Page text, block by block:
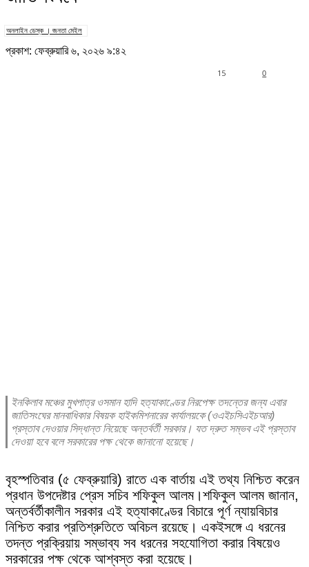
অনলাইন ডেস্ক । জনতা মেইল
প্রকাশ: ফেব্রুয়ারি ৬, ২০২৬ ৯:৪২
0
15
ইনকিলাব মঞ্চের মুখপাত্র ওসমান হাদি হত্যাকাণ্ডের নিরপেক্ষ তদন্তের জন্য এবার
জাতিসংঘের মানবাধিকার বিষয়ক হাইকমিশনারের কার্যালয়কে (ওএইচসিএইচআর)
প্রস্তাব দেওয়ার সিদ্ধান্ত নিয়েছে অন্তর্বর্তী সরকার। যত দ্রুত সম্ভব এই প্রস্তাব
দেওয়া হবে বলে সরকারের পক্ষ থেকে জানানো হয়েছে।
বৃহস্পতিবার (৫ ফেব্রুয়ারি) রাতে এক বার্তায় এই তথ্য নিশ্চিত করেন
প্রধান উপদেষ্টার প্রেস সচিব শফিকুল আলম।শফিকুল আলম জানান,
অন্তর্বর্তীকালীন সরকার এই হত্যাকাণ্ডের বিচারে পূর্ণ ন্যায়বিচার
নিশ্চিত করার প্রতিশ্রুতিতে অবিচল রয়েছে। একইসঙ্গে এ ধরনের
তদন্ত প্রক্রিয়ায় সম্ভাব্য সব ধরনের সহযোগিতা করার বিষয়েও
সরকারের পক্ষ থেকে আশ্বস্ত করা হয়েছে।